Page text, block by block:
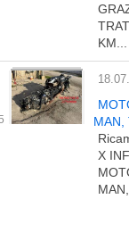
KM...
MAN,
X